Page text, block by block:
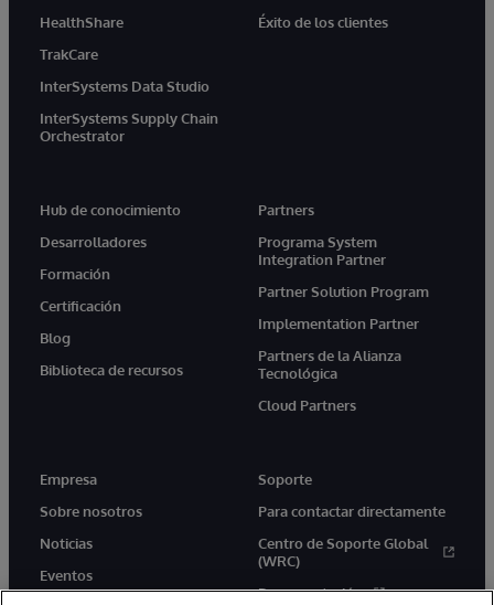
HealthShare
TrakCare
InterSystems Data Studio
InterSystems Supply Chain
Orchestrator
Éxito de los clientes
Hub de conocimiento
Desarrolladores
Formación
Certificación
Blog
Biblioteca de recursos
Partners
Programa System
Integration Partner
Partner Solution Program
Implementation Partner
Partners de la Alianza
Tecnológica
Cloud Partners
Empresa
Sobre nosotros
Noticias
Eventos
Soporte
Para contactar directamente
Centro de Soporte Global
(WRC)
Documentación